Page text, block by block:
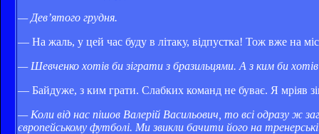
— Дев’ятого грудня.
— На жаль, у цей час буду в літаку, відпустка! Тож вже на
— Шевченко хотів би зіграти з бразильцями. А з ким би
— Байдуже, з ким грати. Слабких команд не буває. Я мріяв
— Коли від нас пішов Валерій Васильович, то всі одразу ж
європейському футболі. Ми звикли бачити його на